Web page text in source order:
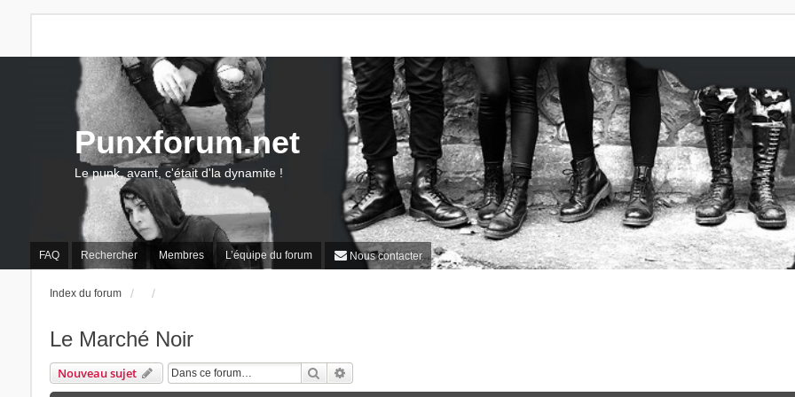
FAQ Rechercher Membres L’équipe du forum Nous contacter
Punxforum.net
Le punk, avant, c'était d'la dynamite !
Index du forum
Le Marché Noir
Nouveau sujet Rechercher